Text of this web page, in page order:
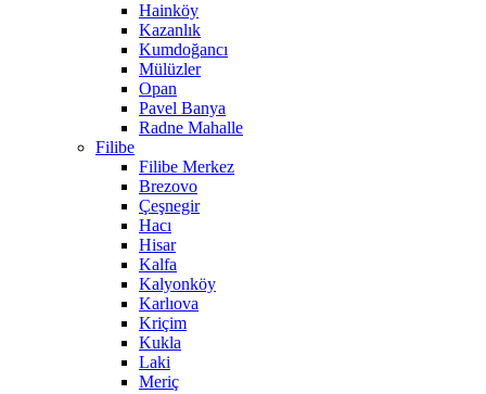
Hainköy
Kazanlık
Kumdoğancı
Mülüzler
Opan
Pavel Banya
Radne Mahalle
Filibe
Filibe Merkez
Brezovo
Çeşnegir
Hacı
Hisar
Kalfa
Kalyonköy
Karlıova
Kriçim
Kukla
Laki
Meriç